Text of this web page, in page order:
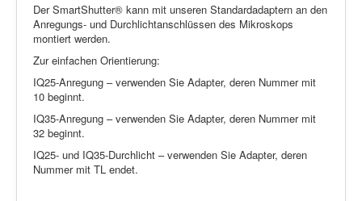
Der SmartShutter® kann mit unseren Standardadaptern an den
Anregungs- und Durchlichtanschlüssen des Mikroskops
montiert werden.
Zur einfachen Orientierung:
IQ25-Anregung – verwenden Sie Adapter, deren Nummer mit
10 beginnt.
IQ35-Anregung – verwenden Sie Adapter, deren Nummer mit
32 beginnt.
IQ25- und IQ35-Durchlicht – verwenden Sie Adapter, deren
Nummer mit TL endet.